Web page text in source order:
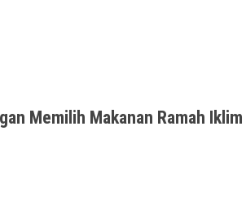
Memilih Makanan Ramah Iklim